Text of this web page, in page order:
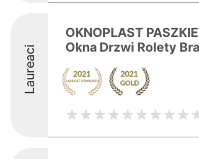
Laureaci
OKNOPLAST
Okna Drzwi Rolety